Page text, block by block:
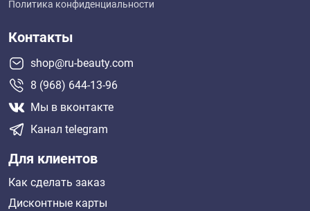
Политика конфиденциальности
Контакты
shop@ru-beauty.com
8 (968) 644-13-96
Мы в вконтакте
Канал telegram
Для клиентов
Как сделать заказ
Дисконтные карты